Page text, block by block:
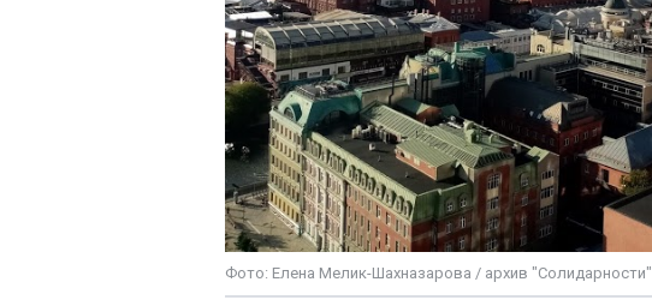
Фото: Елена Мелик-Шахназарова / архив "Солидарности"